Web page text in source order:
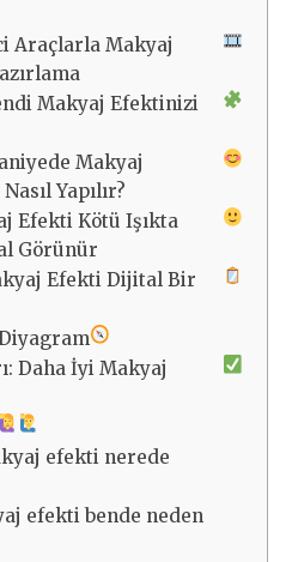
Araçlarla Makyaj
Makyaj Efektinizi
Makyaj
Yapılır?
Efekti Kötü Işıkta
Görünür
Efekti Dijital Bir
Daha İyi Makyaj
efekti nerede
efekti bende neden